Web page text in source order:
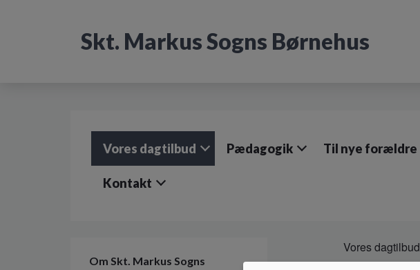
Skt. Markus Sogns Børnehus
Vores dagtilbud Pædagogik Til nye forældre
Kontakt
Om Skt. Markus Sogns
Vores dagtilbud